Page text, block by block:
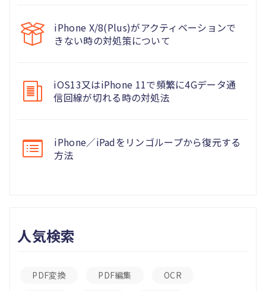
iPhone X/8(Plus)がアクティベーションで
きない時の対処策について
iOS13又はiPhone 11で頻繁に4Gデータ通
信回線が切れる時の対処法
iPhone／iPadをリンゴループから復元する
方法
人気検索
PDF変換 PDF編集
OCR